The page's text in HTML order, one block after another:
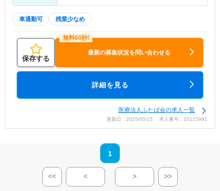
車通勤可 残業少なめ
保存する
最新の募集状況を問い合わせる
詳細を見る
医療法人ふたば会の求人一覧
更新日：2025/05/15 求人番号：10122991
1
<< < > >>